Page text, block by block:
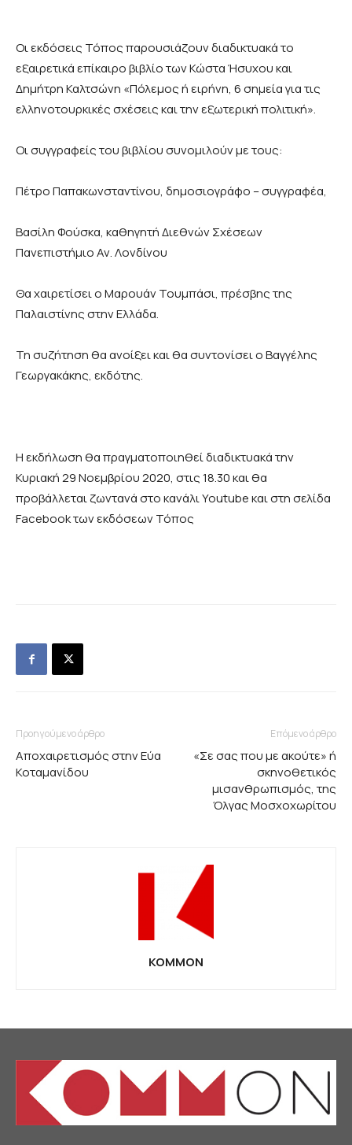
Οι εκδόσεις Τόπος παρουσιάζουν διαδικτυακά το
εξαιρετικά επίκαιρο βιβλίο των Κώστα Ήσυχου και
Δημήτρη Καλτσώνη «Πόλεμος ή ειρήνη, 6 σημεία για τις
ελληνοτουρκικές σχέσεις και την εξωτερική πολιτική».
Οι συγγραφείς του βιβλίου συνομιλούν με τους:
Πέτρο Παπακωνσταντίνου, δημοσιογράφο – συγγραφέα,
Βασίλη Φούσκα, καθηγητή Διεθνών Σχέσεων
Πανεπιστήμιο Αν. Λονδίνου
Θα χαιρετίσει ο Μαρουάν Τουμπάσι, πρέσβης της
Παλαιστίνης στην Ελλάδα.
Τη συζήτηση θα ανοίξει και θα συντονίσει ο Βαγγέλης
Γεωργακάκης, εκδότης.
Η εκδήλωση θα πραγματοποιηθεί διαδικτυακά την
Κυριακή 29 Νοεμβρίου 2020, στις 18.30 και θα
προβάλλεται ζωντανά στο κανάλι Youtube και στη σελίδα
Facebook των εκδόσεων Τόπος
Προηγούμενο άρθρο
Αποχαιρετισμός στην Εύα
Κοταμανίδου
Επόμενο άρθρο
«Σε σας που με ακούτε» ή
σκηνοθετικός
μισανθρωπισμός, της
Όλγας Μοσχοχωρίτου
KOMMON